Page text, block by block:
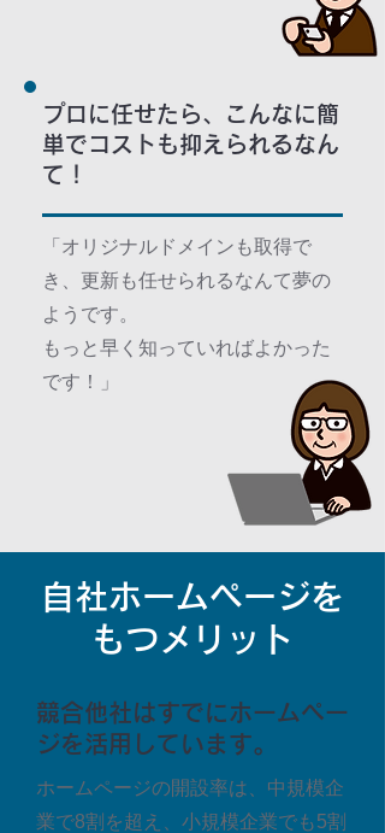
プロに任せたら、こんなに簡
単でコストも抑えられるなん
て！
「オリジナルドメインも取得で
き、更新も任せられるなんて夢の
ようです。
もっと早く知っていればよかった
です！」
自社ホームページを
もつメリット
競合他社はすでにホームペー
ジを活用しています。
ホームページの開設率は、中規模企
業で8割を超え、小規模企業でも5割